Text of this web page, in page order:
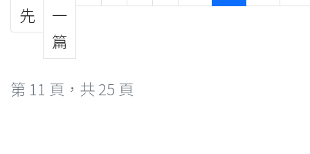
先
一
篇
第 11 頁，共 25 頁